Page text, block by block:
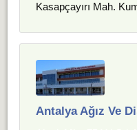
Kasapçayırı Mah.
Antalya Ağız Ve